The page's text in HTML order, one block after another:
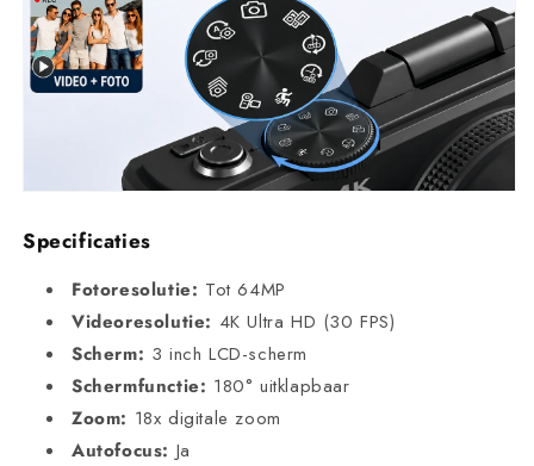
Specificaties
Fotoresolutie: Tot 64MP
Videoresolutie: 4K Ultra HD (30 FPS)
Scherm: 3 inch LCD-scherm
Schermfunctie: 180° uitklapbaar
Zoom: 18x digitale zoom
Autofocus: Ja